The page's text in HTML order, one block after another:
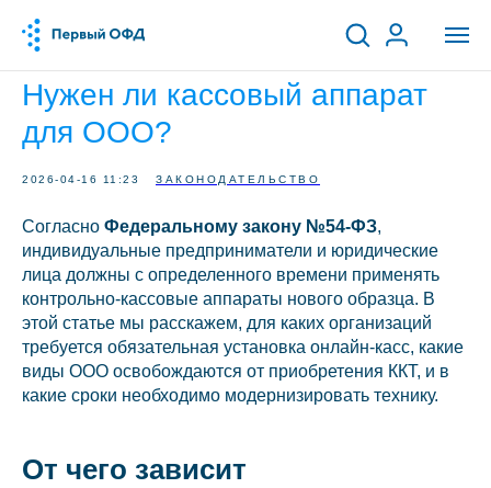
Нужен ли кассовый аппарат
для ООО?
2026-04-16 11:23 ЗАКОНОДАТЕЛЬСТВО
Согласно Федеральному закону №54-ФЗ,
индивидуальные предприниматели и юридические
лица должны с определенного времени применять
контрольно-кассовые аппараты нового образца. В
этой статье мы расскажем, для каких организаций
требуется обязательная установка онлайн-касс, какие
виды ООО освобождаются от приобретения ККТ, и в
какие сроки необходимо модернизировать технику.
От чего зависит